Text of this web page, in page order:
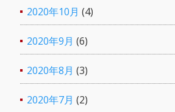
2020年10月 (4)
2020年9月 (6)
2020年8月 (3)
2020年7月 (2)